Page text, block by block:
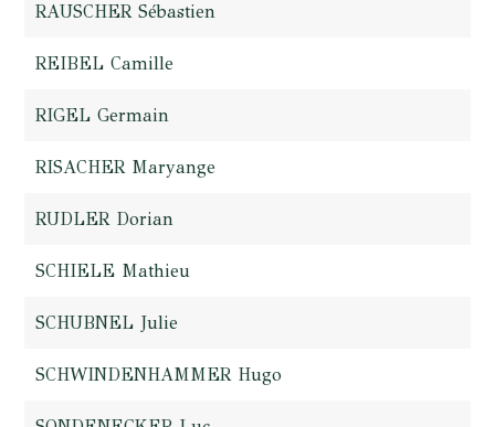
RAUSCHER Sébastien
REIBEL Camille
RIGEL Germain
RISACHER Maryange
RUDLER Dorian
SCHIELE Mathieu
SCHUBNEL Julie
SCHWINDENHAMMER Hugo